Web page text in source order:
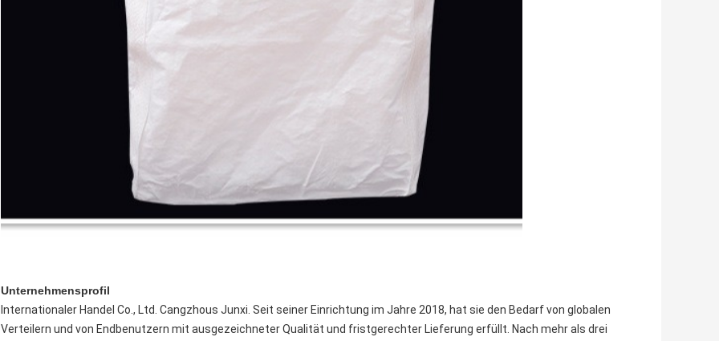
Unternehmensprofil
Internationaler Handel Co., Ltd. Cangzhous Junxi. Seit seiner Einrichtung im Jahre 2018, hat sie den Bedarf von globalen
Verteilern und von Endbenutzern mit ausgezeichneter Qualität und fristgerechter Lieferung erfüllt. Nach mehr als drei